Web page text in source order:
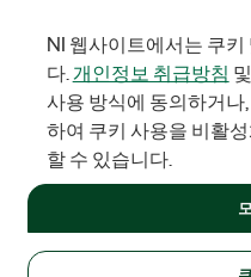
법적정보|IMPRINT|개인정
©NATIONAL INSTRUMENTS
트㈜ | 주소: 서울특별시 영
파크원 타워1) | 대표자: 수리
록번호: 214-81-91583 | 대
NI 웹사이트에서는 쿠
다. 개인정보 취급방침 및
사용 방식에 동의하거나
하여 쿠키 사용을 비활
할 수 있습니다.